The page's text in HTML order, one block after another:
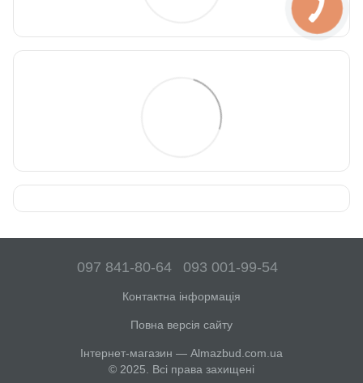
097 841-80-64 093 001-99-54
Контактна інформація
Повна версія сайту
Інтернет-магазин — Almazbud.com.ua
© 2025. Всі права захищені